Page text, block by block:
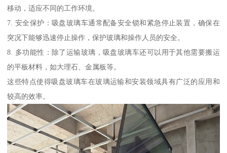
移动，适应不同的工作环境。
7. 安全保护：吸盘玻璃车通常配备安全锁和紧急停止装置，确保在
突况下能够迅速停止操作，保护玻璃和操作人员的安全。
8. 多功能性：除了运输玻璃，吸盘玻璃车还可以用于其他需要搬运
的平板材料，如大理石、金属板等。
这些特点使得吸盘玻璃车在玻璃运输和安装领域具有广泛的应用和
较高的效率。